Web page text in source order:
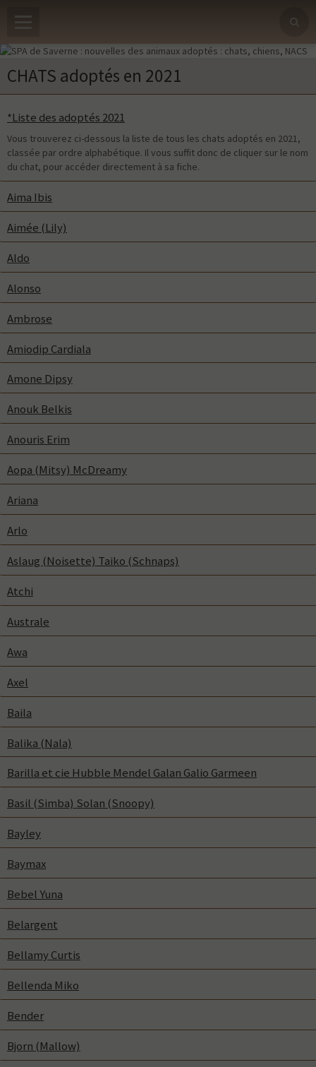
CHATS adoptés en 2021
*Liste des adoptés 2021
Vous trouverez ci-dessous la liste de tous les chats adoptés en 2021,
classée par ordre alphabétique. Il vous suffit donc de cliquer sur le nom
du chat, pour accéder directement à sa fiche.
Aima Ibis
Aimée (Lily)
Aldo
Alonso
Ambrose
Amiodip Cardiala
Amone Dipsy
Anouk Belkis
Anouris Erim
Aopa (Mitsy) McDreamy
Ariana
Arlo
Aslaug (Noisette) Taiko (Schnaps)
Atchi
Australe
Awa
Axel
Baila
Balika (Nala)
Barilla et cie Hubble Mendel Galan Galio Garmeen
Basil (Simba) Solan (Snoopy)
Bayley
Baymax
Bebel Yuna
Belargent
Bellamy Curtis
Bellenda Miko
Bender
Bjorn (Mallow)